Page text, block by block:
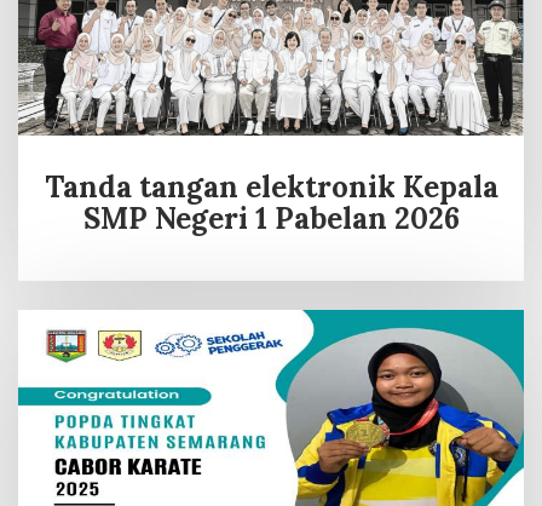
Tanda tangan elektronik Kepala
SMP Negeri 1 Pabelan 2026